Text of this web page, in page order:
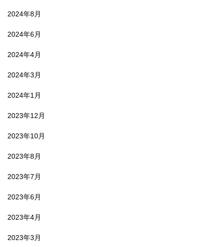
2024年8月
2024年6月
2024年4月
2024年3月
2024年1月
2023年12月
2023年10月
2023年8月
2023年7月
2023年6月
2023年4月
2023年3月